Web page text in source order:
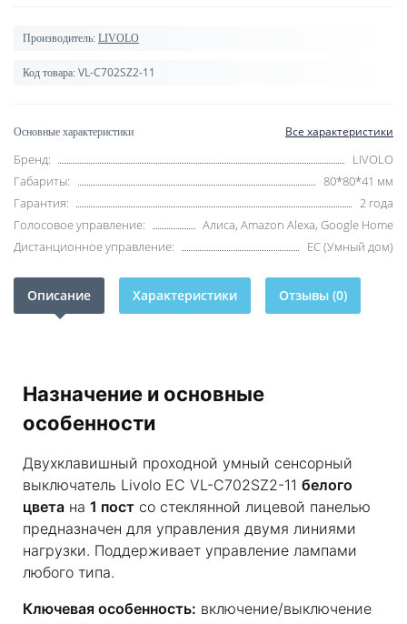
Производитель: LIVOLO
Код товара: VL-C702SZ2-11
Основные характеристики Все характеристики
Бренд:
LIVOLO
Габариты:
80*80*41 мм
Гарантия:
2 года
Голосовое управление:
Алиса, Amazon Alexa, Google Home
Дистанционное управление:
EC (Умный дом)
Описание Характеристики Отзывы (0)
Назначение и основные
особенности
Двухклавишный проходной умный сенсорный
выключатель Livolo EC VL-C702SZ2-11 белого
цвета на 1 пост со стеклянной лицевой панелью
предназначен для управления двумя линиями
нагрузки. Поддерживает управление лампами
любого типа.
Ключевая особенность: включение/выключение